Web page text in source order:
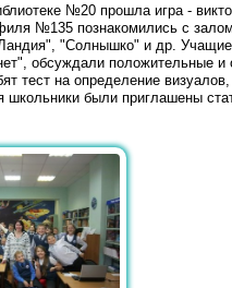
№20 прошла игра -
№135 познакомились с
"Солнышко" и др.
обсуждали положительные
тест на определение
школьники были приглашены